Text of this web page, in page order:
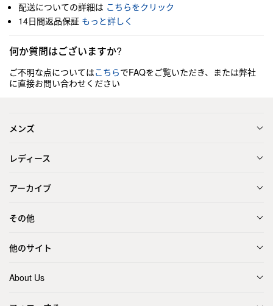
配送についての詳細は こちらをクリック
14日間返品保証 もっと詳しく
何か質問はございますか?
ご不明な点についてはこちらでFAQをご覧いただき、または弊社
に直接お問い合わせください
メンズ
レディース
アーカイブ
その他
他のサイト
About Us